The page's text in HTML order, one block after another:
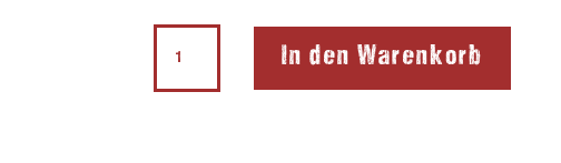
Doppelanspitzer
Click-
Snap®
In den Warenkorb